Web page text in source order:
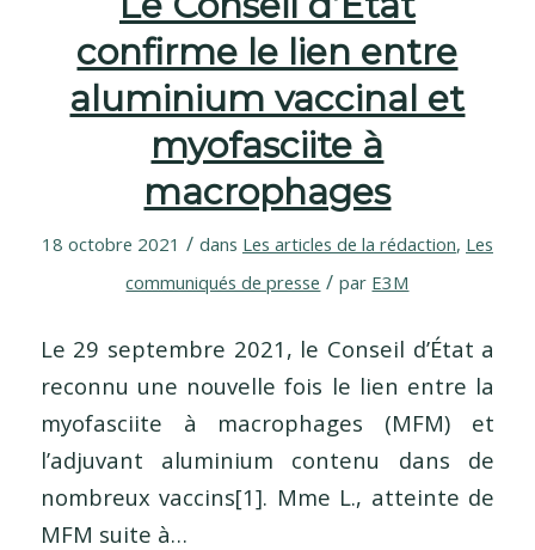
confirme le lien entre
aluminium vaccinal et
myofasciite à
macrophages
18 octobre 2021 / dans Les articles de la rédaction, Les
communiqués de presse / par E3M
Le 29 septembre 2021, le Conseil d’État a
reconnu une nouvelle fois le lien entre la
myofasciite à macrophages (MFM) et
l’adjuvant aluminium contenu dans de
nombreux vaccins[1]. Mme L., atteinte de
MFM suite à…